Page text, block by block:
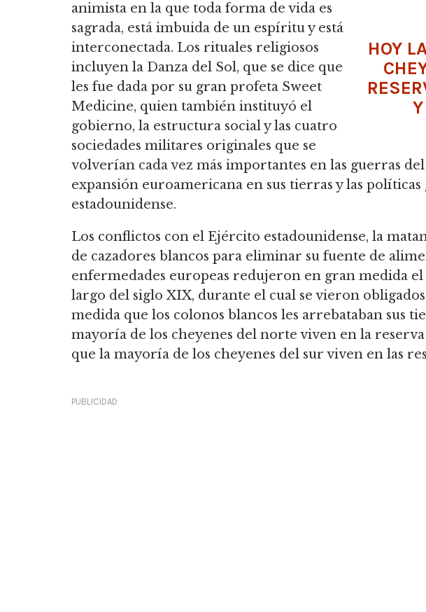
HOY
animista en la que toda forma de vida es
sagrada, está imbuida de un espíritu y está
interconectada. Los rituales religiosos
incluyen la Danza del Sol, que se dice que
les fue dada por su gran profeta Sweet
Medicine, quien también instituyó el
gobierno, la estructura social y las cuatro
sociedades militares originales que se
volverían cada vez más importantes en las guerras
expansión euroamericana en sus tierras y las
estadounidense.
Los conflictos con el Ejército estadounidense, la
de cazadores blancos para eliminar su fuente de
enfermedades europeas redujeron en gran medida
largo del siglo XIX, durante el cual se vieron
medida que los colonos blancos les arrebataban sus
mayoría de los cheyenes del norte viven en la
que la mayoría de los cheyenes del sur viven en las
PUBLICIDAD